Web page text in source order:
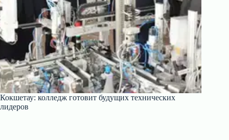
Кокшетау: колледж готовит будущих технических
лидеров